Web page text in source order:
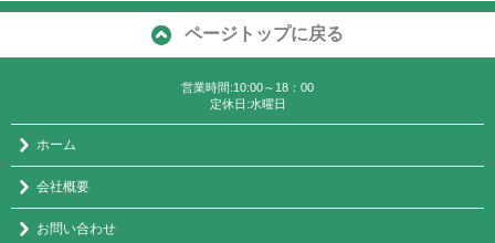
ページトップに戻る
営業時間:10:00～18：00
定休日:水曜日
ホーム
会社概要
お問い合わせ